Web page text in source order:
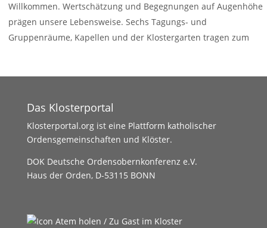
Willkommen. Wertschätzung und Begegnungen auf Augenhöhe
prägen unsere Lebensweise. Sechs Tagungs- und
Gruppenräume, Kapellen und der Klostergarten tragen zum
Das Klosterportal
Klosterportal.org ist eine Plattform katholischer
Ordensgemeinschaften und Klöster.
DOK Deutsche Ordensobernkonferenz e.V.
Haus der Orden, D-53115 BONN